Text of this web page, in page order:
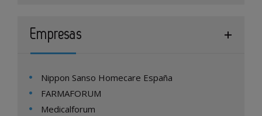
Empresas
Nippon Sanso Homecare España
FARMAFORUM
Medicalforum